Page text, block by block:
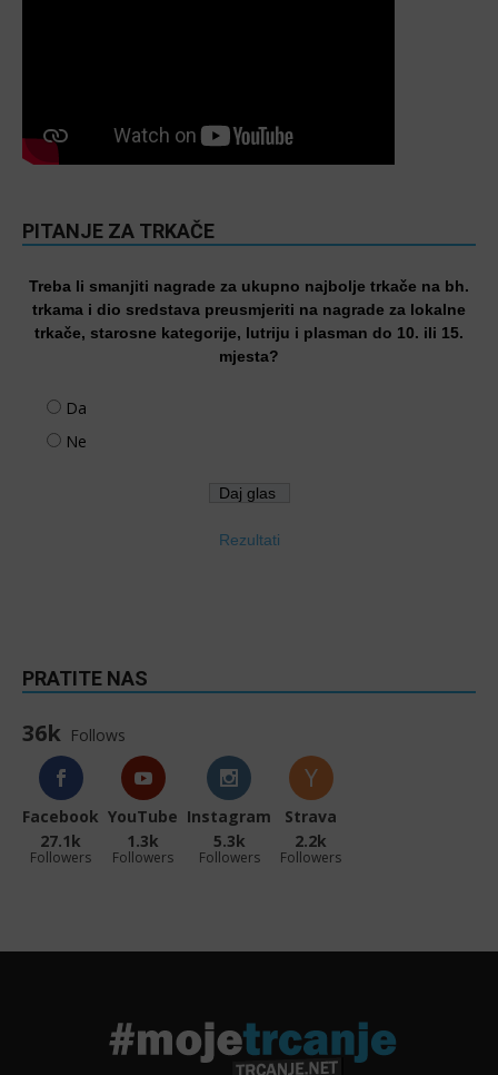
PITANJE ZA TRKAČE
Treba li smanjiti nagrade za ukupno najbolje trkače na bh.
trkama i dio sredstava preusmjeriti na nagrade za lokalne
trkače, starosne kategorije, lutriju i plasman do 10. ili 15.
mjesta?
Da
Ne
Rezultati
PRATITE NAS
36k Follows
Facebook
27.1k
Followers
YouTube
1.3k
Followers
Instagram
5.3k
Followers
Strava
2.2k
Followers